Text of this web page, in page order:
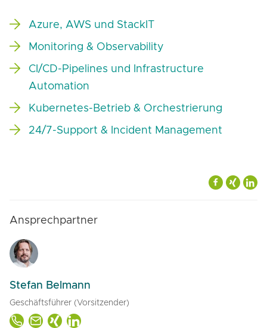
Azure, AWS und StackIT
Monitoring & Observability
CI/CD-Pipelines und Infrastructure
Automation
Kubernetes-Betrieb & Orchestrierung
24/7-Support & Incident Management
Ansprechpartner
Stefan Belmann
Geschäftsführer (Vorsitzender)